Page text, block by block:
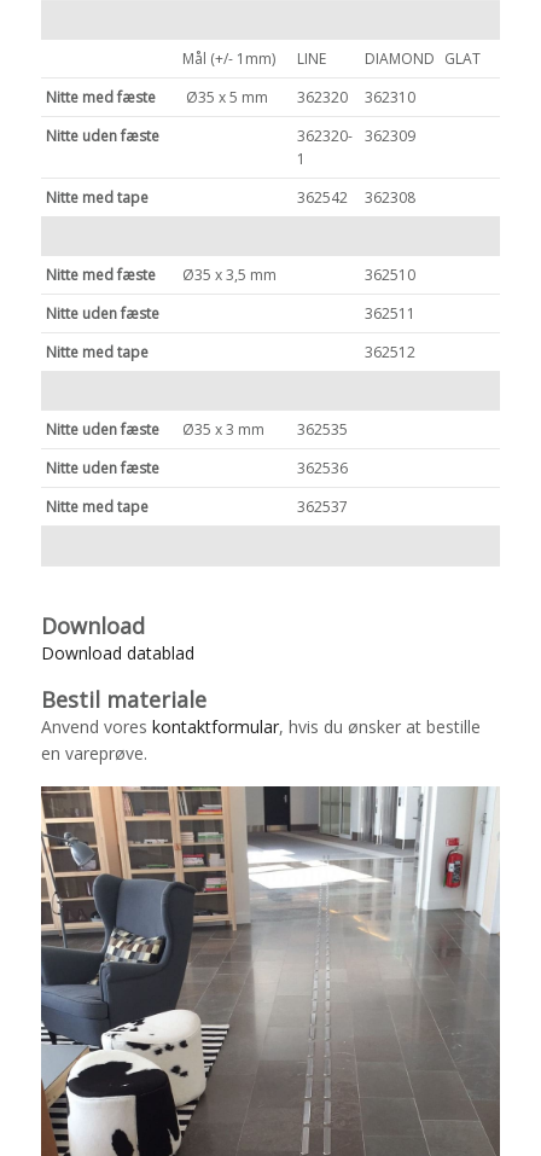
Mål (+/- 1mm) LINE DIAMOND GLAT
Nitte med fæste
Ø35 x 5 mm 362320
362310
Nitte uden fæste
362320-
1
362309
Nitte med tape 362542 362308
Nitte med fæste Ø35 x 3,5 mm
362510
Nitte uden fæste
362511
Nitte med tape
362512
Nitte uden fæste Ø35 x 3 mm
362535
Nitte uden fæste
362536
Nitte med tape
362537
Download
Download datablad
Bestil materiale
Anvend vores kontaktformular, hvis du ønsker at bestille
en vareprøve.